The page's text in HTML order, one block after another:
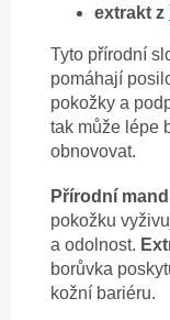
extrakt z
Tyto přírodní
pomáhají
pokožky a
tak může lépe
obnovovat.
Přírodní
pokožku
a odolnost.
borůvka
kožní bariéru.